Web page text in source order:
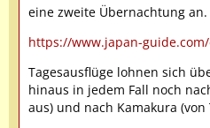
eine zweite Übernachtung an.
https://www.japan-
Tagesausflüge lohnen sich
hinaus in jedem Fall noch
aus) und nach Kamakura (von